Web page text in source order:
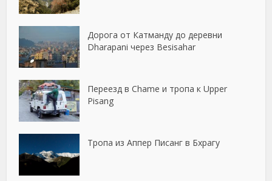
Дорога от Катманду до деревни
Dharapani через Besisahar
Переезд в Chame и тропа к Upper
Pisang
Тропа из Аппер Писанг в Бхрагу